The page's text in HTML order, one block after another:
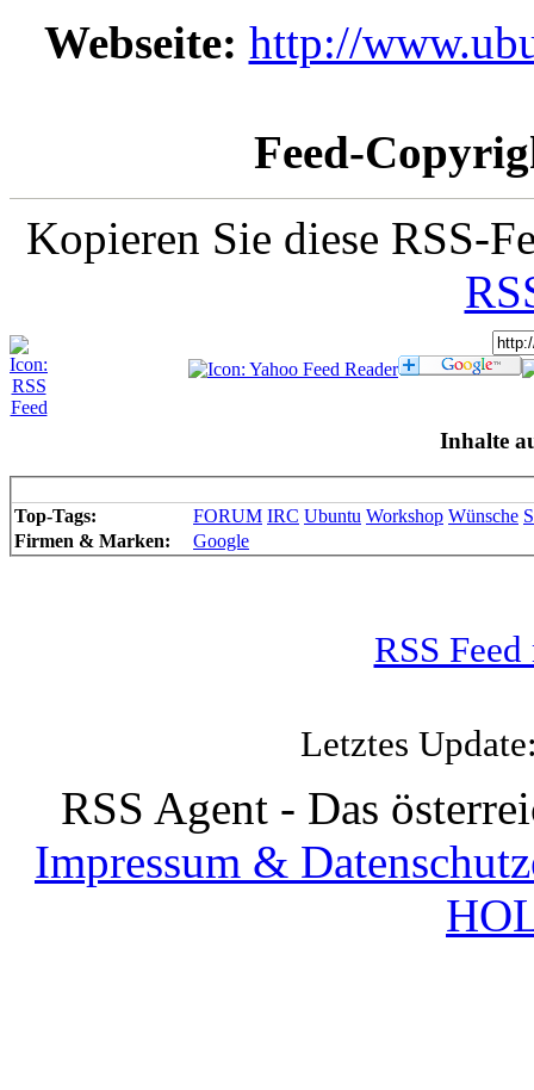
Webseite: http://
Feed-
Kopieren Sie diese RSS-
Inhalte
Top-Tags: FORUM IRC Ubuntu Workshop Wünsche
Firmen & Marken:
Google
RSS
Letztes
RSS Agent - Das
Impressum &